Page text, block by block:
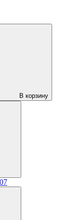
В корзину